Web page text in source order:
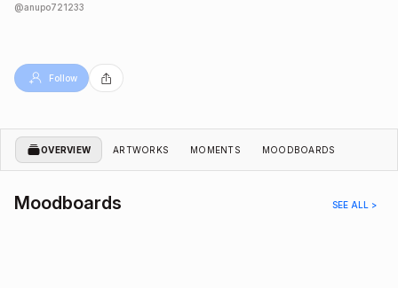
@anupo721233
Follow
OVERVIEW ARTWORKS MOMENTS MOODBOARDS
Moodboards SEE ALL >